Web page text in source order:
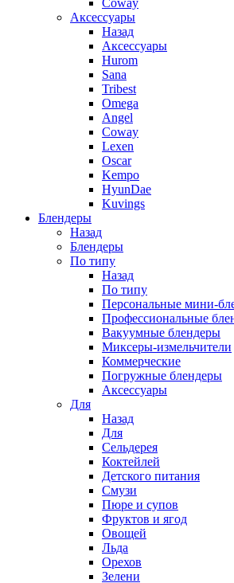
Coway
Аксессуары
Назад
Аксессуары
Hurom
Sana
Tribest
Omega
Angel
Coway
Lexen
Oscar
Kempo
HyunDae
Kuvings
Блендеры
Назад
Блендеры
По типу
Назад
По типу
Персональные мини-
Профессиональные
Вакуумные блендеры
Миксеры-измельчители
Коммерческие
Погружные блендеры
Аксессуары
Для
Назад
Для
Сельдерея
Коктейлей
Детского питания
Смузи
Пюре и супов
Фруктов и ягод
Овощей
Льда
Орехов
Зелени